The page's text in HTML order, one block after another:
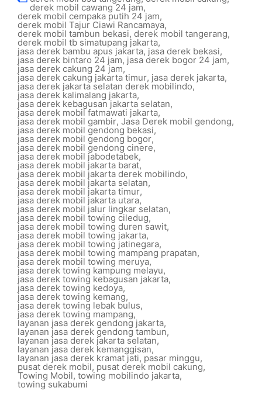
derek mobil cawang 24 jam,
derek mobil cempaka putih 24 jam,
derek mobil Tajur Ciawi Rancamaya,
derek mobil tambun bekasi, derek mobil tangerang,
derek mobil tb simatupang jakarta,
jasa derek bambu apus jakarta, jasa derek bekasi,
jasa derek bintaro 24 jam, jasa derek bogor 24 jam,
jasa derek cakung 24 jam,
jasa derek cakung jakarta timur, jasa derek jakarta,
jasa derek jakarta selatan derek mobilindo,
jasa derek kalimalang jakarta,
jasa derek kebagusan jakarta selatan,
jasa derek mobil fatmawati jakarta,
jasa derek mobil gambir, Jasa Derek mobil gendong,
jasa derek mobil gendong bekasi,
jasa derek mobil gendong bogor,
jasa derek mobil gendong cinere,
jasa derek mobil jabodetabek,
jasa derek mobil jakarta barat,
jasa derek mobil jakarta derek mobilindo,
jasa derek mobil jakarta selatan,
jasa derek mobil jakarta timur,
jasa derek mobil jakarta utara,
jasa derek mobil jalur lingkar selatan,
jasa derek mobil towing ciledug,
jasa derek mobil towing duren sawit,
jasa derek mobil towing jakarta,
jasa derek mobil towing jatinegara,
jasa derek mobil towing mampang prapatan,
jasa derek mobil towing meruya,
jasa derek towing kampung melayu,
jasa derek towing kebagusan jakarta,
jasa derek towing kedoya,
jasa derek towing kemang,
jasa derek towing lebak bulus,
jasa derek towing mampang,
layanan jasa derek gendong jakarta,
layanan jasa derek gendong tambun,
layanan jasa derek jakarta selatan,
layanan jasa derek kemanggisan,
layanan jasa derek kramat jati, pasar minggu,
pusat derek mobil, pusat derek mobil cakung,
Towing Mobil, towing mobilindo jakarta,
towing sukabumi